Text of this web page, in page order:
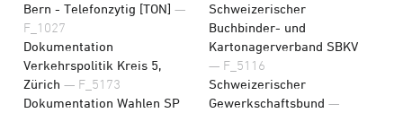
Bern - Telefonzytig [TON] —
F_1027
Dokumentation
Verkehrspolitik Kreis 5,
Zürich — F_5173
Dokumentation Wahlen SP
Schweizerischer
Buchbinder- und
Kartonagerverband SBKV
— F_5116
Schweizerischer
Gewerkschaftsbund —